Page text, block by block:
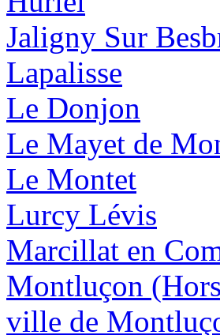
Jaligny Sur
Lapalisse
Le Donjon
Le Mayet de
Le Montet
Lurcy Lévis
Marcillat en
Montluçon
ville de